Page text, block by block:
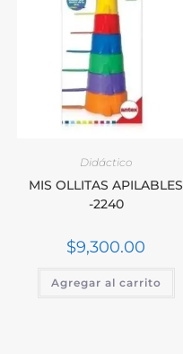
Didáctico
MIS OLLITAS APILABLES
-2240
$9,300.00
Agregar al carrito